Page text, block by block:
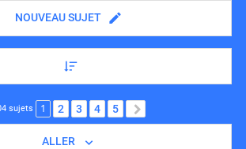
NOUVEAU SUJET
sujets 1 2 3 4 5
ALLER